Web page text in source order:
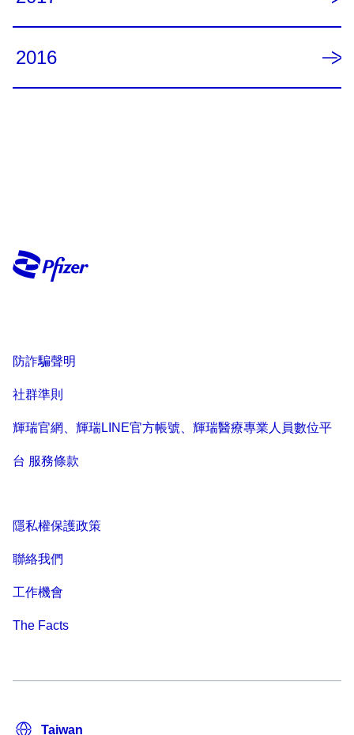
2016
防詐騙聲明
社群準則
輝瑞官網、輝瑞LINE官方帳號、輝瑞醫療專業人員數位平
台 服務條款
隱私權保護政策
聯絡我們
工作機會
The Facts